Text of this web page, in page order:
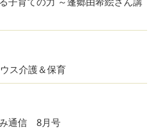
ス介護＆保育
み通信 8月号